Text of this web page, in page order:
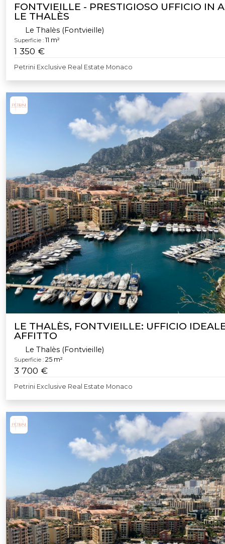
FONTVIEILLE - PRESTIGIOSO UFFICIO IN
LE THALÈS
Le Thalès (Fontvieille)
Superficie : 11 m²
1 350 €
Petrini Exclusive Real Estate Monaco
LE THALÈS, FONTVIEILLE: UFFICIO
AFFITTO
Le Thalès (Fontvieille)
Superficie : 25 m²
3 700 €
Petrini Exclusive Real Estate Monaco